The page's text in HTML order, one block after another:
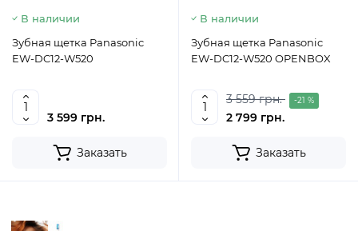
В наличии
Зубная щетка Panasonic
EW-DC12-W520
3 599 грн.
Заказать
В наличии
Зубная щетка Panasonic
EW-DC12-W520 OPENBOX
3 559 грн. -21 %
2 799 грн.
Заказать